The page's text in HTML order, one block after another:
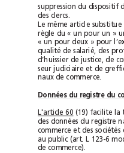
des clercs.
naux de commerce.
L'article 60
de commerce).